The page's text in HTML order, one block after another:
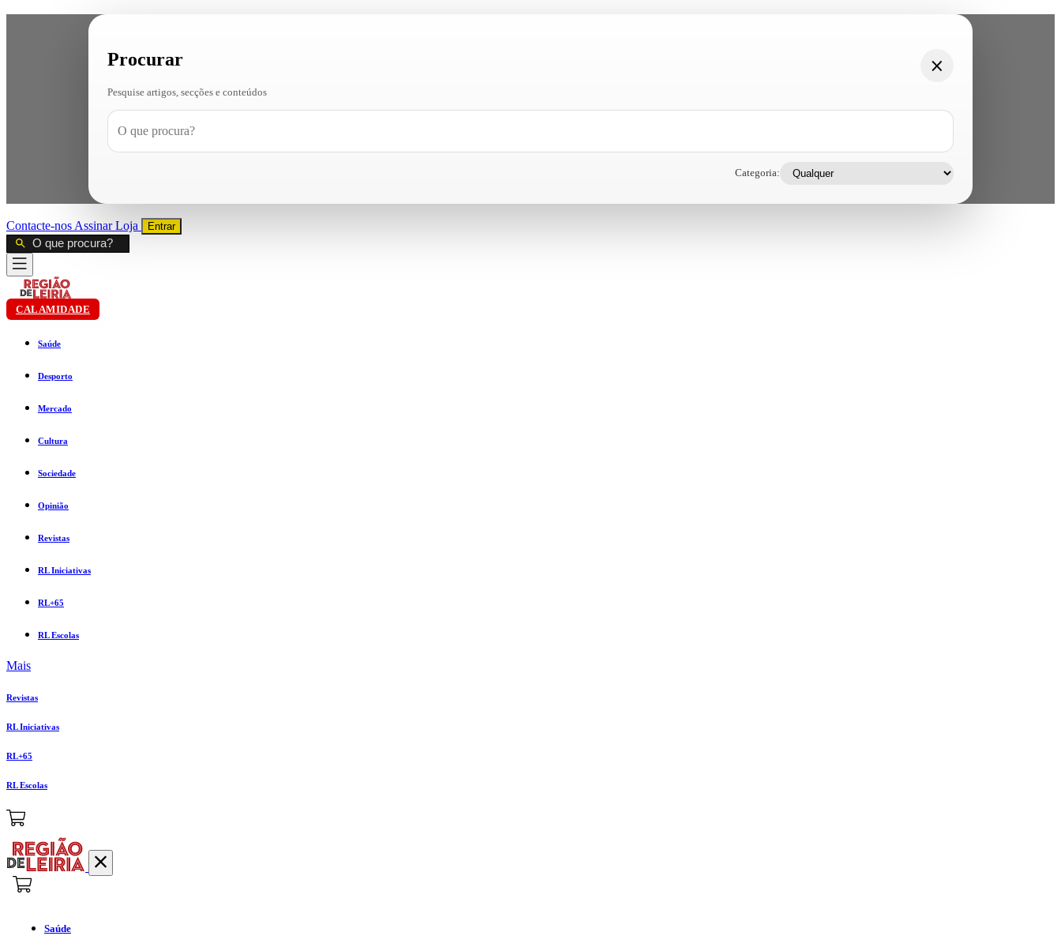
Procurar
Pesquise artigos, secções e conteúdos
Categoria:
Contacte-nos AssinarLoja Entrar
CALAMIDADE
Saúde
Desporto
Mercado
Cultura
Sociedade
Opinião
Revistas
RL Iniciativas
RL+65
RL Escolas
Mais
Revistas
RL Iniciativas
RL+65
RL Escolas
Saúde